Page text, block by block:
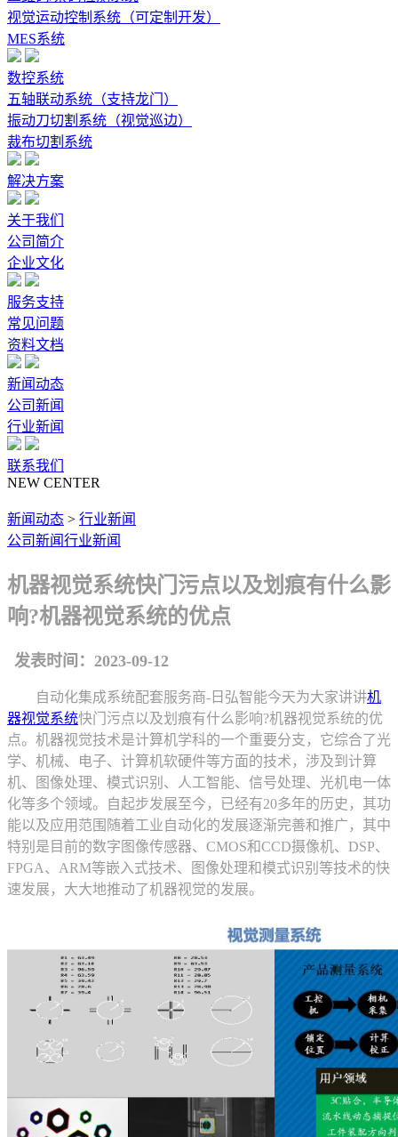
视觉运动控制系统（可定制开发）
MES系统
数控系统
五轴联动系统（支持龙门）
振动刀切割系统（视觉巡边）
裁布切割系统
解决方案
关于我们
公司简介
企业文化
服务支持
常见问题
资料文档
新闻动态
公司新闻
行业新闻
联系我们
NEW CENTER
新闻动态 > 行业新闻
公司新闻行业新闻
机器视觉系统快门污点以及划痕有什么影
响?机器视觉系统的优点
发表时间：2023-09-12
自动化集成系统配套服务商-日弘智能今天为大家讲讲机
器视觉系统快门污点以及划痕有什么影响?机器视觉系统的优
点。机器视觉技术是计算机学科的一个重要分支，它综合了光
学、机械、电子、计算机软硬件等方面的技术，涉及到计算
机、图像处理、模式识别、人工智能、信号处理、光机电一体
化等多个领域。自起步发展至今，已经有20多年的历史，其功
能以及应用范围随着工业自动化的发展逐渐完善和推广，其中
特别是目前的数字图像传感器、CMOS和CCD摄像机、DSP、
FPGA、ARM等嵌入式技术、图像处理和模式识别等技术的快
速发展，大大地推动了机器视觉的发展。